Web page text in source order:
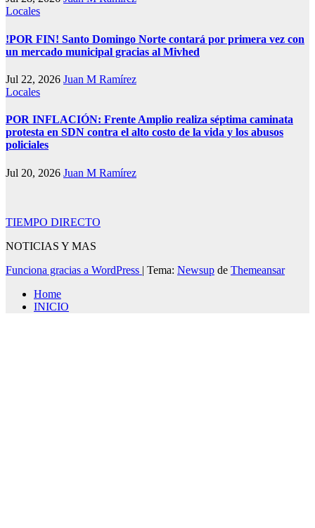
Locales
!POR FIN! Santo Domingo Norte contará por primera vez con
un mercado municipal gracias al Mivhed
Jul 22, 2026 Juan M Ramírez
Locales
POR INFLACIÓN: Frente Amplio realiza séptima caminata
protesta en SDN contra el alto costo de la vida y los abusos
policiales
Jul 20, 2026 Juan M Ramírez
TIEMPO DIRECTO
NOTICIAS Y MAS
Funciona gracias a WordPress | Tema: Newsup de Themeansar
Home
INICIO